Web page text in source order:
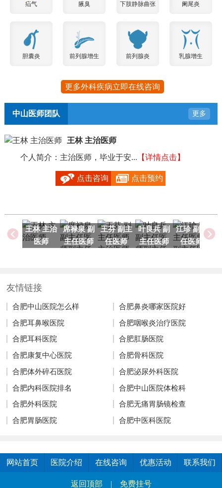
疝气 腋臭 下肢静脉曲张 阑尾炎
胆囊炎 前列腺增生 前列腺炎 乳腺增生
更多外科疾病立即在线咨询
中山医师团队 更多
王林 主治医师
个人简介：主治医师，毕业于安... 【详情点击】
点击咨询 点击预约
王林 主治
医师
席禄泉 副
主任医师
王芬 副主
任医师
叶良兵 副
主任医师
江珍 副主
任医师
友情链接
合肥中山医院怎么样 合肥鼻炎哪家医院好
合肥耳鼻喉医院 合肥咽喉炎治疗医院
合肥耳科医院 合肥肛肠医院
合肥康复中心医院 合肥骨科医院
合肥体外碎石医院 合肥泌尿外科医院
合肥内科医院排名 合肥中山医院体检科
合肥外科医院 合肥无痛胃肠镜检查
合肥胃肠医院 合肥中医科医院
网站首页 医院介绍 在线咨询 优惠活动 联系我们
返回顶部 | 免费挂号